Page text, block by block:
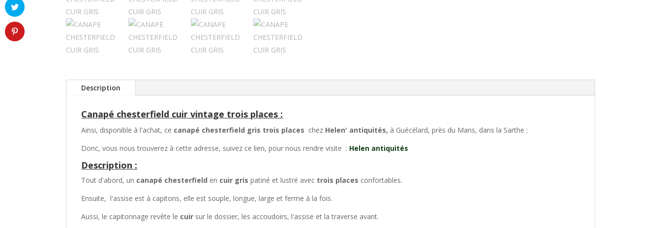
Description
Canapé chesterfield cuir vintage trois places :
Ainsi, disponible à l'achat, ce canapé chesterfield gris trois places chez Helen' antiquités, à Guécélard, près du Mans, dans la Sarthe :
Donc, vous nous trouverez à cette adresse, suivez ce lien, pour nous rendre visite : Helen antiquités
Description :
Tout d'abord, un canapé chesterfield en cuir grispatiné et lustré avec trois places confortables.
Ensuite, l'assise est à capitons, elle est souple, longue, large et ferme à la fois.
Aussi, le capitonnage revête le cuir sur le dossier, les accoudoirs, l'assise et la traverse avant.